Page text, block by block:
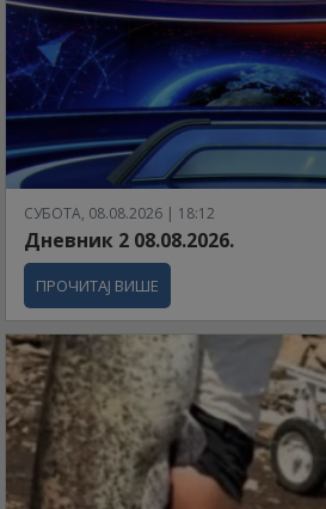
СУБОТА, 08.08.2026 | 18:12
Дневник 2 08.08.2026.
ПРОЧИТАЈ ВИШЕ